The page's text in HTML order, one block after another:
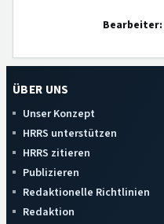
Bearbeiter:
ÜBER UNS
Unser Konzept
HRRS unterstützen
HRRS zitieren
Publizieren
Redaktionelle Richtlinien
Redaktion